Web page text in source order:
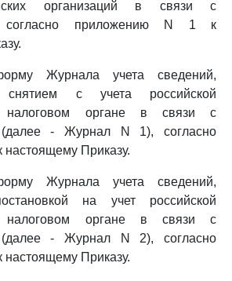
организаций в связи с
согласно приложению N 1 к
Журнала учета сведений,
с учета российской
налоговом органе в связи с
(далее - Журнал N 1), согласно
настоящему Приказу.
Журнала учета сведений,
на учет российской
налоговом органе в связи с
(далее - Журнал N 2), согласно
настоящему Приказу.